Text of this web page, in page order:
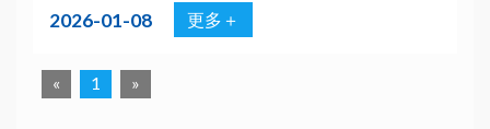
2026-01-08 更多＋
« 1 »